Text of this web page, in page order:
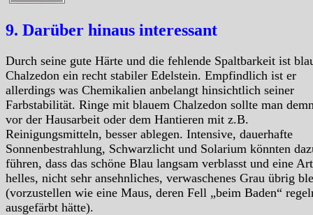
9. Darüber hinaus interessant
Durch seine gute Härte und die fehlende Spaltbarkeit ist
Chalzedon ein recht stabiler Edelstein. Empfindlich ist er
allerdings was Chemikalien anbelangt hinsichtlich seiner
Farbstabilität. Ringe mit blauem Chalzedon sollte man
vor der Hausarbeit oder dem Hantieren mit z.B.
Reinigungsmitteln, besser ablegen. Intensive, dauerhafte
Sonnenbestrahlung, Schwarzlicht und Solarium könnten
führen, dass das schöne Blau langsam verblasst und eine Art
helles, nicht sehr ansehnliches, verwaschenes Grau übrig
(vorzustellen wie eine Maus, deren Fell „beim Baden“
ausgefärbt hätte).